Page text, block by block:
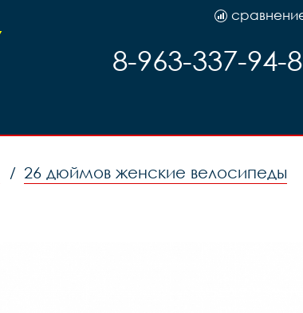
8-963-337-94-
/ 26 дюймов женские велосипеды